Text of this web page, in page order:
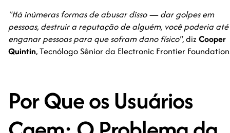
"Há inúmeras formas de abusar disso — dar golpes em
pessoas, destruir a reputação de alguém, você poderia até
enganar pessoas para que sofram dano físico", diz Cooper
Quintin, Tecnólogo Sênior da Electronic Frontier
Por Que os Usuários